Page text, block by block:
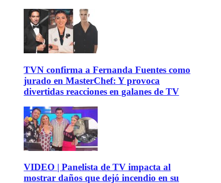
TVN confirma a Fernanda Fuentes como
jurado en MasterChef: Y provoca
divertidas reacciones en galanes de TV
VIDEO | Panelista de TV impacta al
mostrar daños que dejó incendio en su